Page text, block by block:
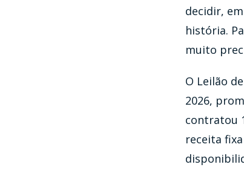
decidir,
história.
muito
O Leilão
2026,
contratou
receita